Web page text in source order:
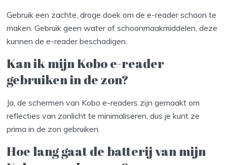
Gebruik een zachte, droge doek om de e-reader schoon te
maken. Gebruik geen water of schoonmaakmiddelen, deze
kunnen de e-reader beschadigen.
Kan ik mijn Kobo e-reader
gebruiken in de zon?
Ja, de schermen van Kobo e-readers zijn gemaakt om
reflecties van zonlicht te minimaliseren, dus je kunt ze
prima in de zon gebruiken.
Hoe lang gaat de batterij van mijn